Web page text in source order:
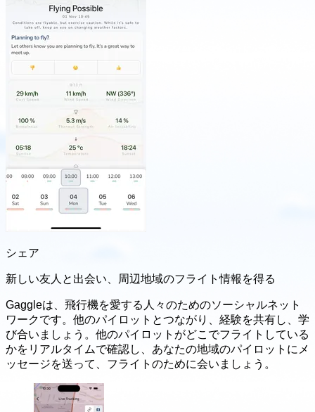
シェア
新しい友人と出会い、 周辺地域のフライト情報を得る
Gaggleは、飛行機を愛する人々のためのソーシャルネット
ワークです。他のパイロットとつながり、経験を共有し、学
び合いましょう。他のパイロットがどこでフライトしている
かをリアルタイムで確認し、あなたの地域のパイロットにメ
ッセージを送って、フライトのために会いましょう。